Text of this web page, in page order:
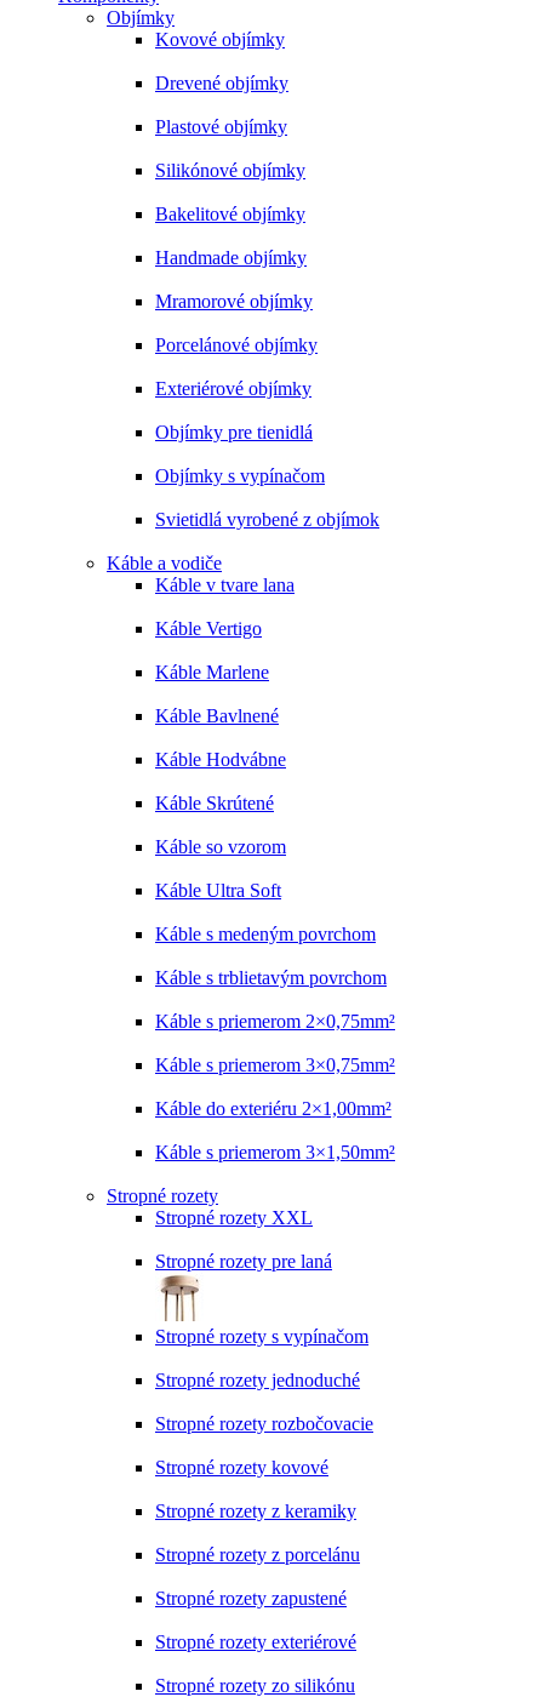
Objímky
Kovové objímky
Drevené objímky
Plastové objímky
Silikónové objímky
Bakelitové objímky
Handmade objímky
Mramorové objímky
Porcelánové objímky
Exteriérové objímky
Objímky pre tienidlá
Objímky s vypínačom
Svietidlá vyrobené z objímok
Káble a vodiče
Káble v tvare lana
Káble Vertigo
Káble Marlene
Káble Bavlnené
Káble Hodvábne
Káble Skrútené
Káble so vzorom
Káble Ultra Soft
Káble s medeným povrchom
Káble s trblietavým povrchom
Káble s priemerom 2×0,75mm²
Káble s priemerom 3×0,75mm²
Káble do exteriéru 2×1,00mm²
Káble s priemerom 3×1,50mm²
Stropné rozety
Stropné rozety XXL
Stropné rozety pre laná
Stropné rozety s vypínačom
Stropné rozety jednoduché
Stropné rozety rozbočovacie
Stropné rozety kovové
Stropné rozety z keramiky
Stropné rozety z porcelánu
Stropné rozety zapustené
Stropné rozety exteriérové
Stropné rozety zo silikónu